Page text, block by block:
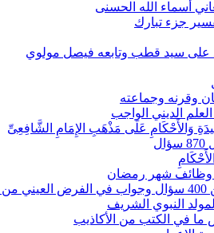
أسماء الله الحسنى
جزء تبارك
على سيد قطب وتابعه فيصل مولوي
وقرنه وجماعته
الديني الواجب
وَالأَحْكَامِ عَلَى مَذْهَبِ الإِمَامِ الشَّافِعِىِّ
وظائف شهر رمضان
النبوي الشريف
ما في الكتب من الأكاذيب